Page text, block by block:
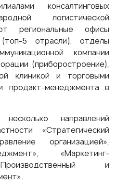
консалтинговых
логистической
региональные офисы
5 отрасли), отделы
компании
(приборостроение),
клиникой и торговыми
продакт-менеджмента в
направлений
«Стратегический
организацией»,
», «Маркетинг-
Производственный и
».